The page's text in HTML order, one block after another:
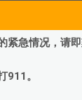
紧急情况，请
911。